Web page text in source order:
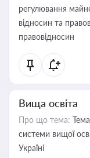
регулювання
відносин та
правовідносин
Вища освіта
Про що тема:
системи вищої
Україні